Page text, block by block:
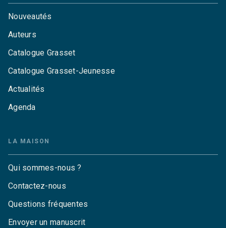
Nouveautés
Auteurs
Catalogue Grasset
Catalogue Grasset-Jeunesse
Actualités
Agenda
LA MAISON
Qui sommes-nous ?
Contactez-nous
Questions fréquentes
Envoyer un manuscrit